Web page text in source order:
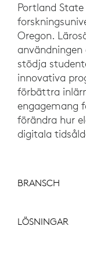
Portland
Oregon.
stödja
innovativa
förbättra
engagemang
förändra hur
digitala
BRANSCH
LÖSNINGAR